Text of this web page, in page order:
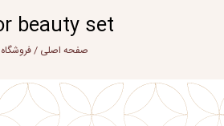
beauty set
صفحه اصلی /فروشگاه